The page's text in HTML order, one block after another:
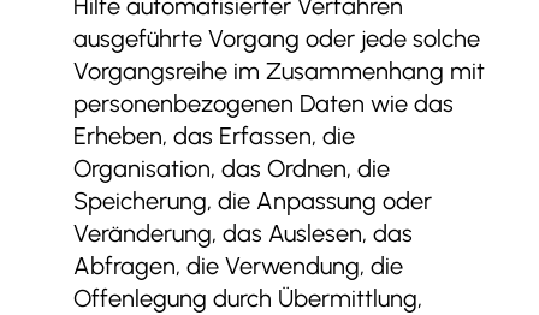
ausgeführte Vorgang oder jede solche
Vorgangsreihe im Zusammenhang mit
personenbezogenen Daten wie das
Erheben, das Erfassen, die
Organisation, das Ordnen, die
Speicherung, die Anpassung oder
Veränderung, das Auslesen, das
Abfragen, die Verwendung, die
Offenlegung durch Übermittlung,